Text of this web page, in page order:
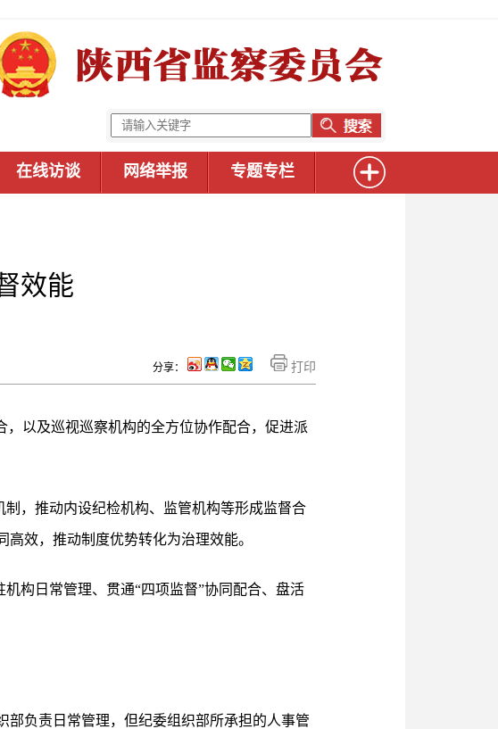
在线访谈 网络举报 专题专栏
效能
打印
分享：
以及巡视巡察机构的全方位协作配合，促进派
，推动内设纪检机构、监管机构等形成监督合
效，推动制度优势转化为治理效能。
构日常管理、贯通“四项监督”协同配合、盘活
部负责日常管理，但纪委组织部所承担的人事管